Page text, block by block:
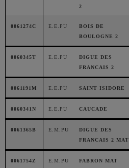
2
0061274C E.E.PU
BOIS DE
BOULOGNE 2
0060345T E.E.PU
DIGUE DES
FRANCAIS 2
0061191M E.E.PU SAINT ISIDORE
0060341N E.E.PU CAUCADE
0061365B E.M.PU
DIGUE DES
FRANCAIS 2 MAT
0061754Z E.M.PU FABRON MAT